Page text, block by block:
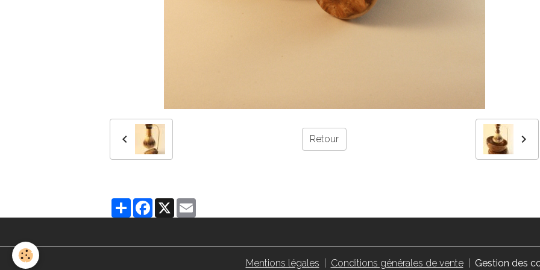
Retour
PartagerFacebook
X
Mentions légales Conditions générales de vente Gestion des